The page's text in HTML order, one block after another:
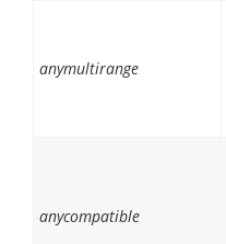
anymultirange
anycompatible